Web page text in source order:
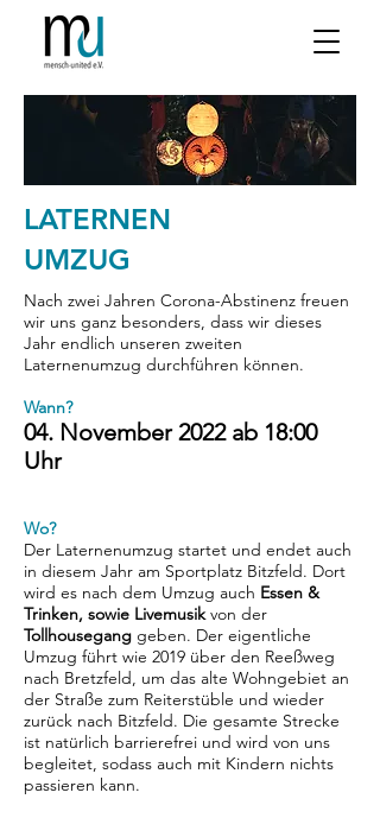
LATERNEN
UMZUG
Nach zwei Jahren Corona-Abstinenz freuen
wir uns ganz besonders, dass wir dieses
Jahr endlich unseren zweiten
Laternenumzug durchführen können.
Wann?
04. November 2022 ab 18:00
Uhr
Wo?
Der Laternenumzug startet und endet auch
in diesem Jahr am Sportplatz Bitzfeld. Dort
wird es nach dem Umzug auch Essen &
Trinken, sowie Livemusikvon der
Tollhousegang geben. Der eigentliche
Umzug führt wie 2019 über den Reeßweg
nach Bretzfeld, um das alte Wohngebiet an
der Straße zum Reiterstüble und wieder
zurück nach Bitzfeld. Die gesamte Strecke
ist natürlich barrierefrei und wird von uns
begleitet, sodass auch mit Kindern nichts
passieren kann.